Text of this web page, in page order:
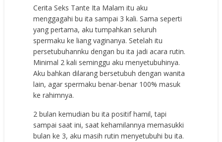
Cerita Seks Tante Ita Malam itu aku
menggagahi bu ita sampai 3 kali. Sama seperti
yang pertama, aku tumpahkan seluruh
spermaku ke liang vaginanya. Setelah itu
persetubuhannku dengan bu ita jadi acara rutin.
Minimal 2 kali seminggu aku menyetubuhinya.
Aku bahkan dilarang bersetubuh dengan wanita
lain, agar spermaku benar-benar 100% masuk
ke rahimnya.
2 bulan kemudian bu ita positif hamil, tapi
sampai saat ini, saat kehamilannya memasukki
bulan ke 3, aku masih rutin menyetubuhi bu ita.